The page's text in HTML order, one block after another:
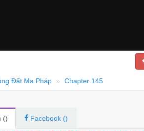
Đất Ma Pháp Chapter 145
() Facebook ()